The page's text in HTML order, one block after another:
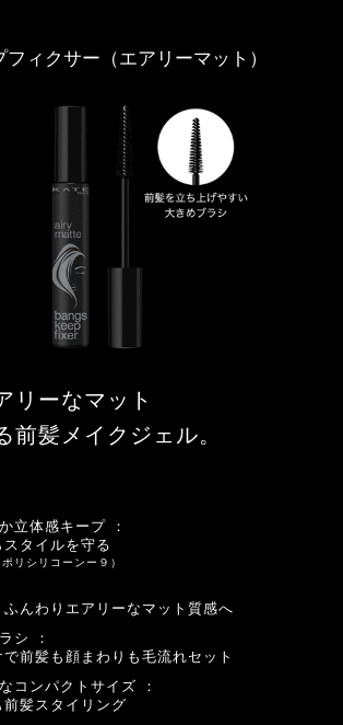
ィクサー（エアリーマット）
リーなマット
前髪メイクジェル。
立体感キープ ：
タイルを守る
リシリコーンー９）
んわりエアリーなマット質感へ
シ ：
前髪も顔まわりも毛流れセット
コンパクトサイズ ：
髪スタイリング